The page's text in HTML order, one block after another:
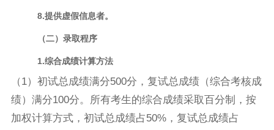
8.提供虚假信息者。
（二）录取程序
1.综合成绩计算方法
（1）初试总成绩满分500分，复试总成绩（综合考核成
绩）满分100分。所有考生的综合成绩采取百分制，按
加权计算方式，初试总成绩占50%，复试总成绩占